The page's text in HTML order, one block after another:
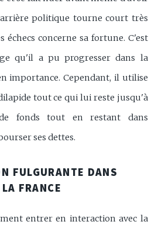
politique tourne court très
échecs concerne sa fortune. C'est
qu'il a pu progresser dans la
importance. Cependant, il utilise
tout ce qui lui reste jusqu'à
fonds tout en restant dans
ses dettes.
FULGURANTE DANS
FRANCE
entrer en interaction avec la